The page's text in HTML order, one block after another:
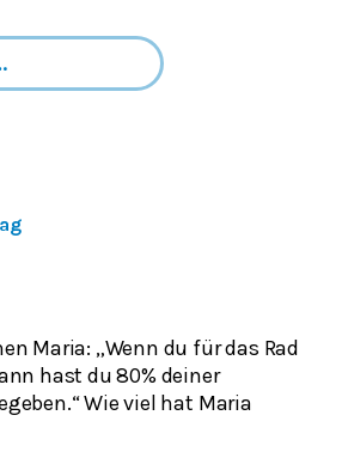
Maria: „Wenn du für das Rad
hast du 80% deiner
Wie viel hat Maria